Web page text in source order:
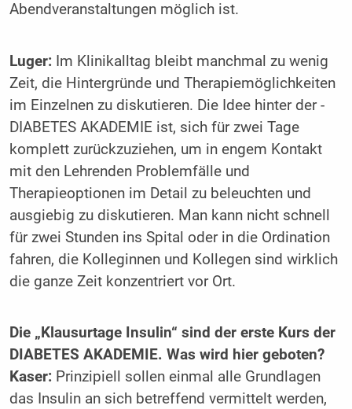
Abendveranstaltungen möglich ist.
Luger:Im Klinikalltag bleibt manchmal zu wenig
Zeit, die Hintergründe und Therapiemöglichkeiten
im Einzelnen zu diskutieren. Die Idee hinter der ­
DIABETES AKADEMIE ist, sich für zwei Tage
komplett zurückzuziehen, um in engem Kontakt
mit den Lehrenden Problemfälle und
Therapieoptionen im Detail zu beleuchten und
ausgiebig zu diskutieren. Man kann nicht schnell
für zwei Stunden ins Spital oder in die Ordination
fahren, die Kolleginnen und Kollegen sind wirklich
die ganze Zeit konzentriert vor Ort.
Die „Klausurtage Insulin“ sind der erste Kurs der
DIABETES AKADEMIE. Was wird hier geboten?
Kaser: Prinzipiell sollen einmal alle Grundlagen
das Insulin an sich betreffend vermittelt werden,